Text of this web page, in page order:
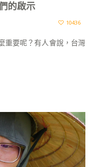
的啟示
10436
重要呢？有人會說，台灣